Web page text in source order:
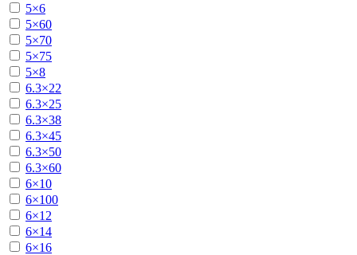
5×6
5×60
5×70
5×75
5×8
6.3×22
6.3×25
6.3×38
6.3×45
6.3×50
6.3×60
6×10
6×100
6×12
6×14
6×16